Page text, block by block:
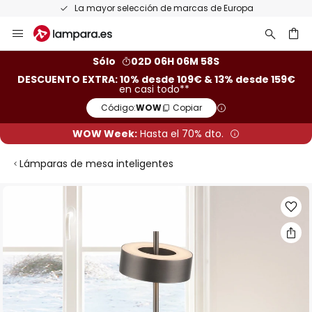
La mayor selección de marcas de Europa
al
Sólo
02D 06H 06M 58S
DESCUENTO EXTRA: 10% desde 109€ & 13% desde 159€
en casi todo**
Código:WOW Copiar
WOW Week: Hasta el 70% dto.
Lámparas de mesa inteligentes
de
la
galería
de